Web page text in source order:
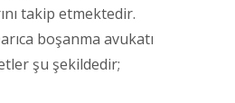
takip etmektedir.
boşanma avukatı
şu şekildedir;